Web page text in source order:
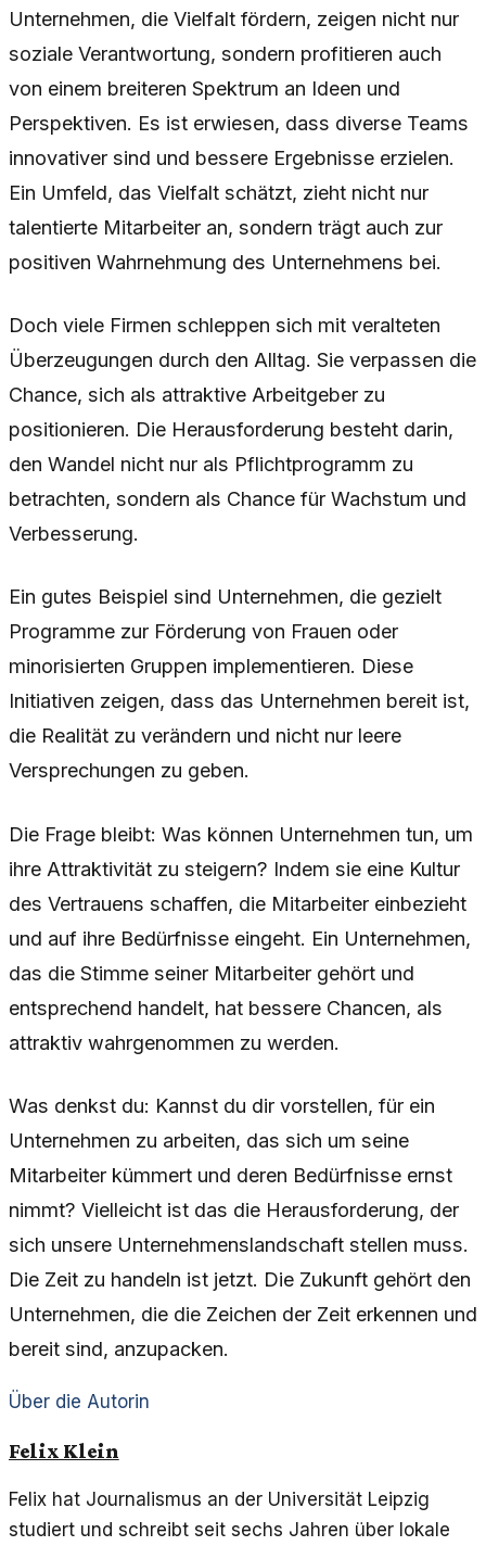
Unternehmen, die Vielfalt fördern, zeigen nicht nur
soziale Verantwortung, sondern profitieren auch
von einem breiteren Spektrum an Ideen und
Perspektiven. Es ist erwiesen, dass diverse Teams
innovativer sind und bessere Ergebnisse erzielen.
Ein Umfeld, das Vielfalt schätzt, zieht nicht nur
talentierte Mitarbeiter an, sondern trägt auch zur
positiven Wahrnehmung des Unternehmens bei.
Doch viele Firmen schleppen sich mit veralteten
Überzeugungen durch den Alltag. Sie verpassen die
Chance, sich als attraktive Arbeitgeber zu
positionieren. Die Herausforderung besteht darin,
den Wandel nicht nur als Pflichtprogramm zu
betrachten, sondern als Chance für Wachstum und
Verbesserung.
Ein gutes Beispiel sind Unternehmen, die gezielt
Programme zur Förderung von Frauen oder
minorisierten Gruppen implementieren. Diese
Initiativen zeigen, dass das Unternehmen bereit ist,
die Realität zu verändern und nicht nur leere
Versprechungen zu geben.
Die Frage bleibt: Was können Unternehmen tun, um
ihre Attraktivität zu steigern? Indem sie eine Kultur
des Vertrauens schaffen, die Mitarbeiter einbezieht
und auf ihre Bedürfnisse eingeht. Ein Unternehmen,
das die Stimme seiner Mitarbeiter gehört und
entsprechend handelt, hat bessere Chancen, als
attraktiv wahrgenommen zu werden.
Was denkst du: Kannst du dir vorstellen, für ein
Unternehmen zu arbeiten, das sich um seine
Mitarbeiter kümmert und deren Bedürfnisse ernst
nimmt? Vielleicht ist das die Herausforderung, der
sich unsere Unternehmenslandschaft stellen muss.
Die Zeit zu handeln ist jetzt. Die Zukunft gehört den
Unternehmen, die die Zeichen der Zeit erkennen und
bereit sind, anzupacken.
Über die Autorin
Felix Klein
Felix hat Journalismus an der Universität Leipzig
studiert und schreibt seit sechs Jahren über lokale